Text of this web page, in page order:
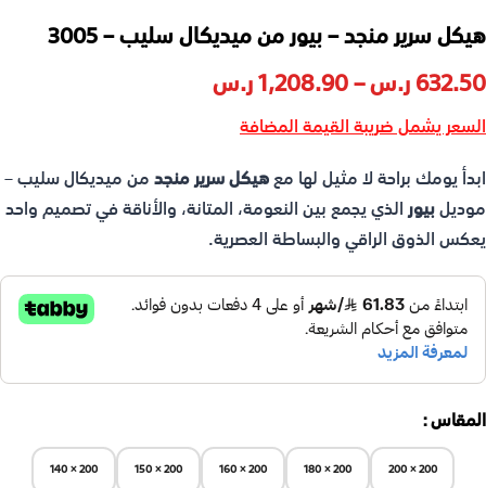
هيكل سرير منجد – بيور من ميديكال سليب – 3005
632.50ر.س–
1,208.90ر.س
السعر يشمل ضريبة القيمة المضافة
ابدأ يومك براحة لا مثيل لها معهيكل سرير منجدمن ميديكال سليب –
موديلبيورالذي يجمع بين النعومة، المتانة، والأناقة في تصميم واحد
يعكس الذوق الراقي والبساطة العصرية.
المقاس
200 × 200
200 × 180
200 × 160
200 × 150
200 × 140